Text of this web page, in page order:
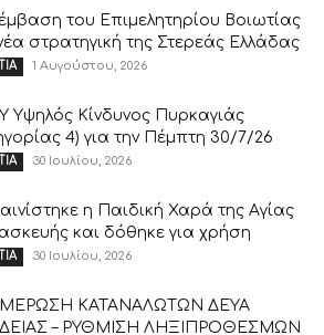
του Επιμελητηρίου Βοιωτίας
στρατηγική της Στερεάς Ελλάδας
1 Αυγούστου, 2026
Υψηλός Κίνδυνος Πυρκαγιάς
4) για την Πέμπτη 30/7/26
30 Ιουλίου, 2026
η Παιδική Χαρά της Αγίας
και δόθηκε για χρήση
30 Ιουλίου, 2026
ΚΑΤΑΝΑΛΩΤΩΝ ΔΕΥΑ
– ΡΥΘΜΙΣΗ ΛΗΞΙΠΡΟΘΕΣΜΩΝ